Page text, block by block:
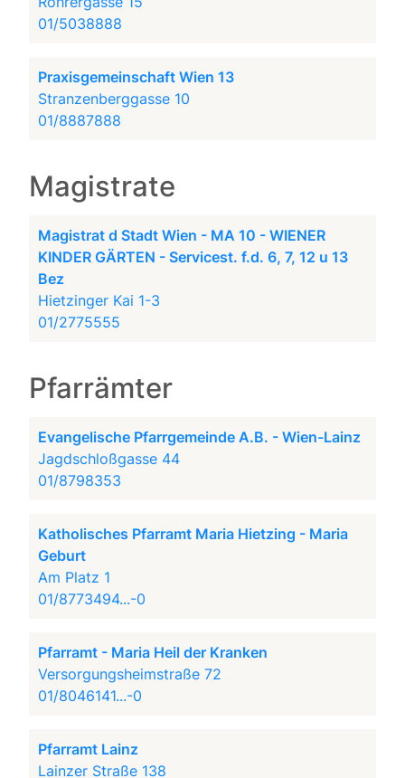
01/5038888
Praxisgemeinschaft Wien 13
Stranzenberggasse 10
01/8887888
Magistrate
Magistrat d Stadt Wien - MA 10 - WIENER
KINDER GÄRTEN - Servicest. f.d. 6, 7, 12 u 13
Bez
Hietzinger Kai 1-3
01/2775555
Pfarrämter
Evangelische Pfarrgemeinde A.B. - Wien-Lainz
Jagdschloßgasse 44
01/8798353
Katholisches Pfarramt Maria Hietzing - Maria
Geburt
Am Platz 1
01/8773494...-0
Pfarramt - Maria Heil der Kranken
Versorgungsheimstraße 72
01/8046141...-0
Pfarramt Lainz
Lainzer Straße 138